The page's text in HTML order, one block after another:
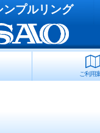
ンプルリング
ご利用